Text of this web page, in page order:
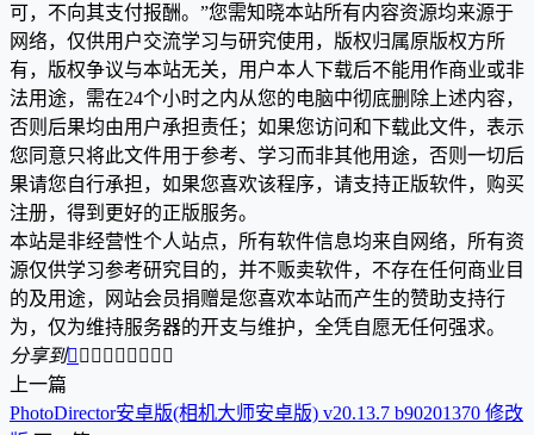
可，不向其支付报酬。”您需知晓本站所有内容资源均来源于
网络，仅供用户交流学习与研究使用，版权归属原版权方所
有，版权争议与本站无关，用户本人下载后不能用作商业或非
法用途，需在24个小时之内从您的电脑中彻底删除上述内容，
否则后果均由用户承担责任；如果您访问和下载此文件，表示
您同意只将此文件用于参考、学习而非其他用途，否则一切后
果请您自行承担，如果您喜欢该程序，请支持正版软件，购买
注册，得到更好的正版服务。
本站是非经营性个人站点，所有软件信息均来自网络，所有资
源仅供学习参考研究目的，并不贩卖软件，不存在任何商业目
的及用途，网站会员捐赠是您喜欢本站而产生的赞助支持行
为，仅为维持服务器的开支与维护，全凭自愿无任何强求。
分享到        
上一篇
PhotoDirector安卓版(相机大师安卓版) v20.13.7 b90201370 修改